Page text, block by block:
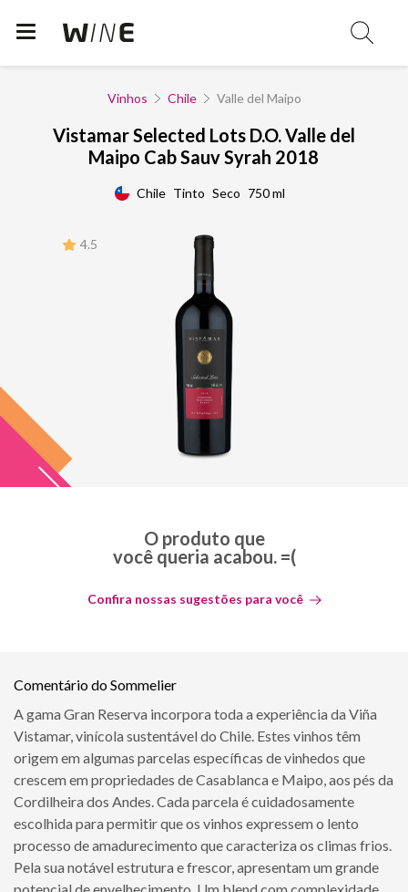
Vinhos Chile Valle del Maipo
Vistamar Selected Lots D.O. Valle del
Maipo Cab Sauv Syrah 2018
Chile Tinto Seco 750 ml
4.5
O produto que
você queria acabou. =(
Confira nossas sugestões para você
Comentário do Sommelier
A gama Gran Reserva incorpora toda a experiência da Viña
Vistamar, vinícola sustentável do Chile. Estes vinhos têm
origem em algumas parcelas específicas de vinhedos que
crescem em propriedades de Casablanca e Maipo, aos pés da
Cordilheira dos Andes. Cada parcela é cuidadosamente
escolhida para permitir que os vinhos expressem o lento
processo de amadurecimento que caracteriza os climas frios.
Pela sua notável estrutura e frescor, apresentam um grande
potencial de envelhecimento. Um blend com complexidade